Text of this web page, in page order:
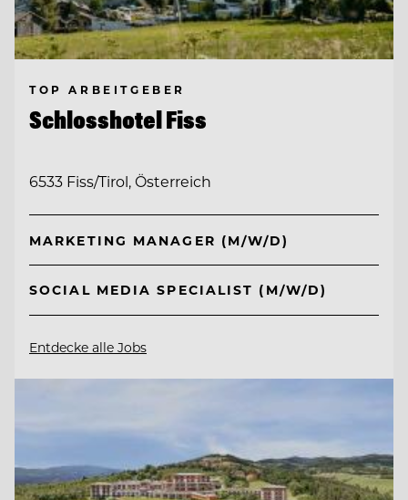
TOP ARBEITGEBER
Schlosshotel Fiss
6533 Fiss/Tirol, Österreich
MARKETING MANAGER (M/W/D)
SOCIAL MEDIA SPECIALIST (M/W/D)
Entdecke alle Jobs